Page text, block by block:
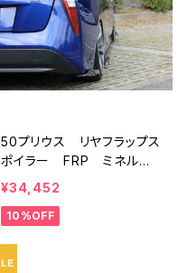
50プリウス リヤフラップス
ポイラー FRP ミネルバV
er.GT
¥34,452
10%OFF